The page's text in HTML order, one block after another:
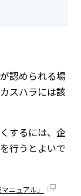
認められる場
スハラには該
するには、企
行うとよいで
ニュアル」